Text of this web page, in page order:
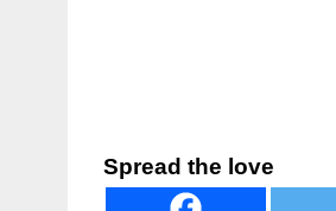
Spread the love